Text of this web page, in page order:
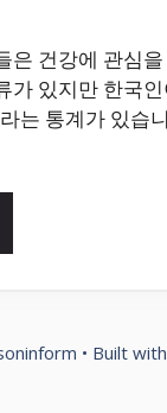
은 건강에 관심
가 있지만 한국
는 통계가 있습
• Built with